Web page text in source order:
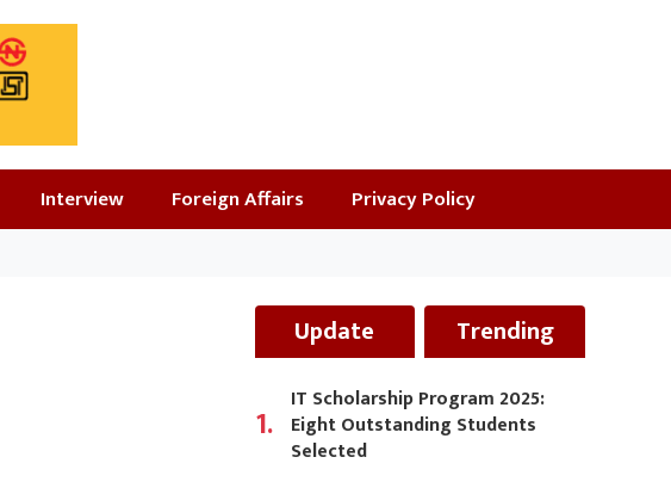
Interview Foreign Affairs Privacy Policy
Update Trending
1.
IT Scholarship Program 2025:
Eight Outstanding Students
Selected